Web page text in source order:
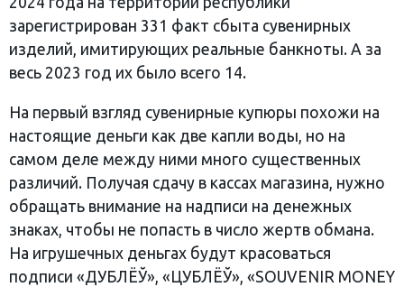
зарегистрирован 331 факт сбыта сувенирных
изделий, имитирующих реальные банкноты. А за
весь 2023 год их было всего 14.
На первый взгляд сувенирные купюры похожи на
настоящие деньги как две капли воды, но на
самом деле между ними много существенных
различий. Получая сдачу в кассах магазина, нужно
обращать внимание на надписи на денежных
знаках, чтобы не попасть в число жертв обмана.
На игрушечных деньгах будут красоваться
подписи «ДУБЛЁЎ», «ЦУБЛЁЎ», «SOUVENIR MONEY